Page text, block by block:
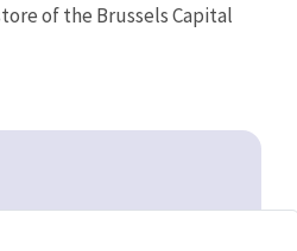
of the Brussels Capital